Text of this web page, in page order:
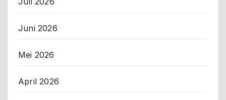
Juni 2026
Mei 2026
April 2026